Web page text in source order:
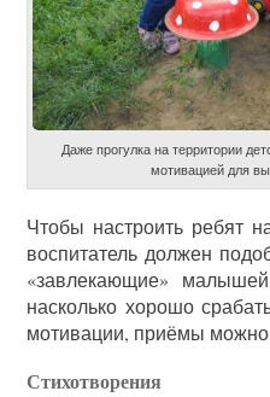
Даже прогулка на территории
мотивацией для
Чтобы настроить ребят
воспитатель должен
«завлекающие»
насколько хорошо
мотивации, приёмы можно
Стихотворения